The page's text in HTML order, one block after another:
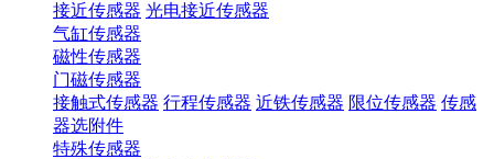
接近传感器 光电接近传感器
气缸传感器
磁性传感器
门磁传感器
接触式传感器 行程传感器 近铁传感器 限位传感器 传感
器选附件
特殊传感器